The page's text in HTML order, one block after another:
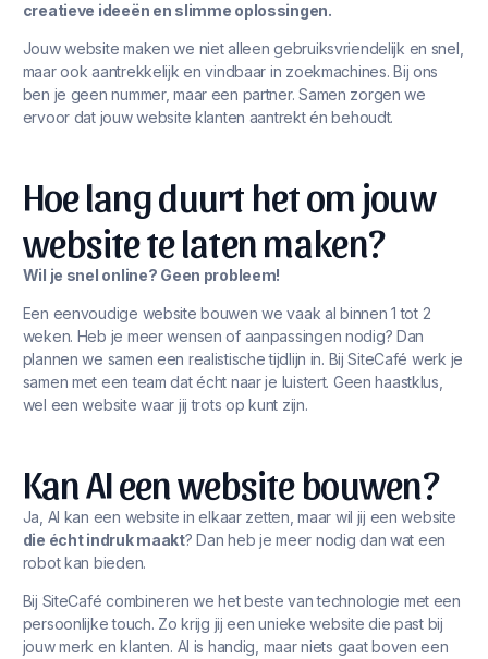
creatieve ideeën en slimme oplossingen.
Jouw website maken we niet alleen gebruiksvriendelijk en snel,
maar ook aantrekkelijk en vindbaar in zoekmachines. Bij ons
ben je geen nummer, maar een partner. Samen zorgen we
ervoor dat jouw website klanten aantrekt én behoudt.
Hoe lang duurt het om jouw
website te laten maken?
Wil je snel online? Geen probleem!
Een eenvoudige website bouwen we vaak al binnen 1 tot 2
weken. Heb je meer wensen of aanpassingen nodig? Dan
plannen we samen een realistische tijdlijn in. Bij SiteCafé werk je
samen met een team dat écht naar je luistert. Geen haastklus,
wel een website waar jij trots op kunt zijn.
Kan AI een website bouwen?
Ja, AI kan een website in elkaar zetten, maar wil jij een website
die écht indruk maakt? Dan heb je meer nodig dan wat een
robot kan bieden.
Bij SiteCafé combineren we het beste van technologie met een
persoonlijke touch. Zo krijg jij een unieke website die past bij
jouw merk en klanten. AI is handig, maar niets gaat boven een